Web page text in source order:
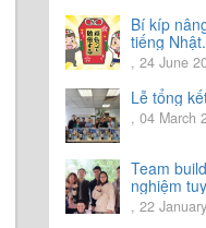
Bí kíp
tiếng Nhật.
, 24 June
Lễ tổng
, 04 March
Team
nghiệm
, 22